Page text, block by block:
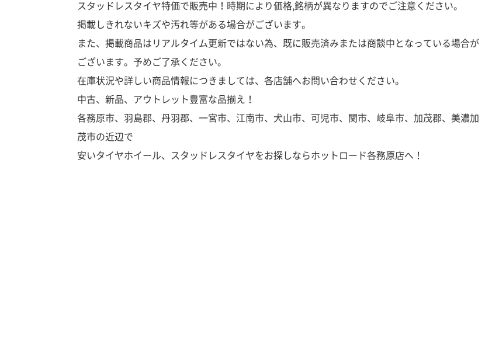
スタッドレスタイヤ特価で販売中！時期により価格,銘柄が異なりますのでご注意ください。
掲載しきれないキズや汚れ等がある場合がございます。
また、掲載商品はリアルタイム更新ではない為、既に販売済みまたは商談中となっている場合が
ございます。予めご了承ください。
在庫状況や詳しい商品情報につきましては、各店舗へお問い合わせください。
中古、新品、アウトレット豊富な品揃え！
各務原市、羽島郡、丹羽郡、一宮市、江南市、犬山市、可児市、関市、岐阜市、加茂郡、美濃加
茂市の近辺で
安いタイヤホイール、スタッドレスタイヤをお探しならホットロード各務原店へ！